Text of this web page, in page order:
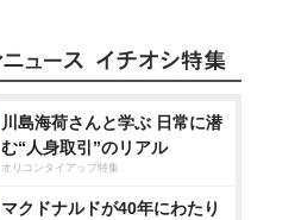
川島海荷さんと学ぶ 日常に潜
む“人身取引”のリアル
オリコンタイアップ特集
マクドナルドが40年にわたり